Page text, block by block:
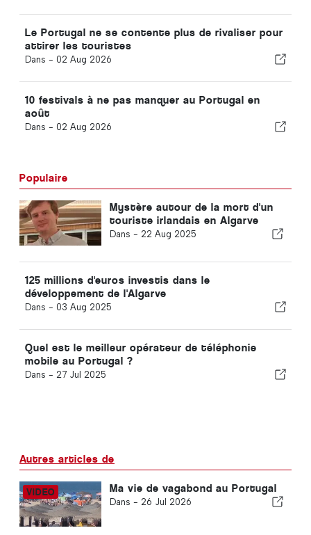
Le Portugal ne se contente plus de rivaliser pour
attirer les touristes
Dans - 02 Aug 2026
10 festivals à ne pas manquer au Portugal en
août
Dans - 02 Aug 2026
Populaire
Mystère autour de la mort d'un
touriste irlandais en Algarve
Dans - 22 Aug 2025
125 millions d'euros investis dans le
développement de l'Algarve
Dans - 03 Aug 2025
Quel est le meilleur opérateur de téléphonie
mobile au Portugal ?
Dans - 27 Jul 2025
Autres articles de
Ma vie de vagabond au Portugal
Dans - 26 Jul 2026